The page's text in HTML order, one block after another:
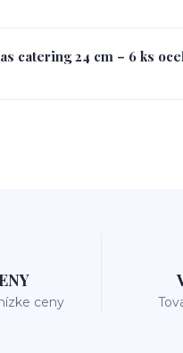
catering 24 cm – 6 ks
ceny